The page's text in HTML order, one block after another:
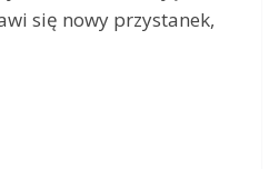
się nowy przystanek,